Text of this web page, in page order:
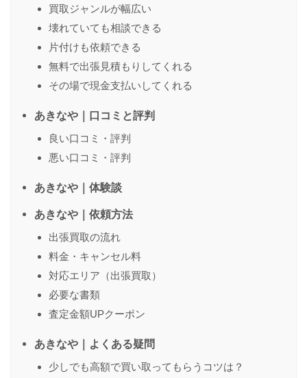
買取ジャンルが幅広い
壊れていても相談できる
片付けも依頼できる
無料で出張見積もりしてくれる
その場で現金支払いしてくれる
あきなや｜口コミと評判
良い口コミ・評判
悪い口コミ・評判
あきなや｜体験談
あきなや｜依頼方法
出張買取の流れ
料金・キャンセル料
対応エリア（出張買取）
必要な書類
査定金額UPクーポン
あきなや｜よくある疑問
少しでも高額で買い取ってもらうコツは？